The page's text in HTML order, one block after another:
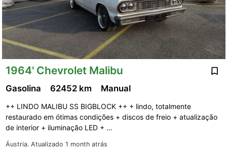
1964' Chevrolet Malibu
Áustria. Atualizado 1 month atrás
Gasolina 62452 km Manual
++ LINDO MALIBU SS BIGBLOCK ++ + lindo, totalmente
restaurado em ótimas condições + discos de freio + atualização
de interior + iluminação LED + …